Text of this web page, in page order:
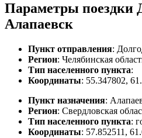
Параметры поездки
Алапаевск
Пункт отправления:
Регион: Челябинская
Тип населенного пункта:
Координаты: 55.347802,
Пункт назначения:
Регион: Свердловская
Тип населенного пункта:
Координаты: 57.852511,